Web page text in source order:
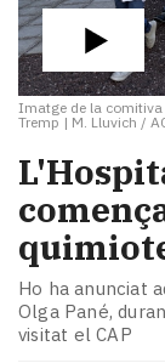
Imatge de la
Tremp | M. Lluvich /
Ho ha anunciat
Olga Pané,
visitat el CAP